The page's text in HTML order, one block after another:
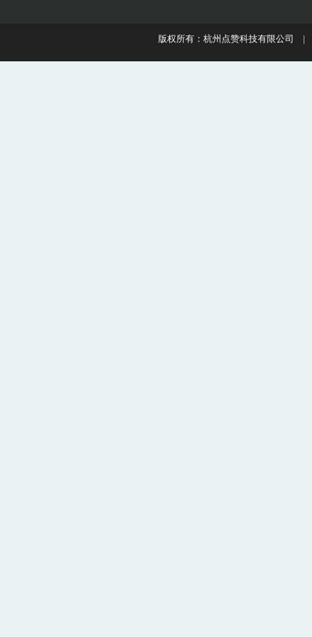
版权所有：杭州点赞科技有限公司